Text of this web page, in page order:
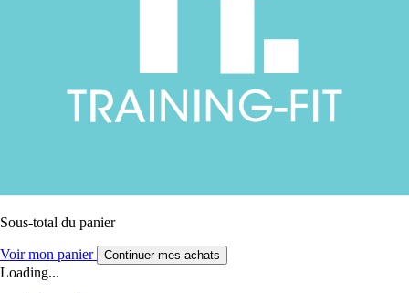
Sous-total du panier
Voir mon panier Continuer mes achats
Loading...